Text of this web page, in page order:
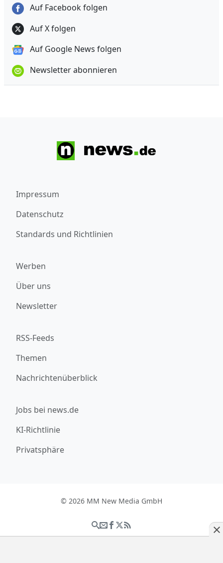
Auf Facebook folgen
Auf X folgen
Auf Google News folgen
Newsletter abonnieren
Impressum
Datenschutz
Standards und Richtlinien
Werben
Über uns
Newsletter
RSS-Feeds
Themen
Nachrichtenüberblick
Jobs bei news.de
KI-Richtlinie
Privatsphäre
© 2026 MM New Media GmbH